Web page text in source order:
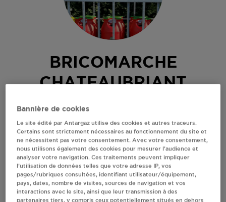
BRICOMARCHE
CHATEAUBRIANT
ZI DE LA VILLE EN BOIS
Revendeur de bouteilles de gaz
S'Y RENDRE
AFFICHER LE TÉLÉPHONE
Bannière de cookies
Le site édité par Antargaz utilise des cookies et autres traceurs.
Certains sont strictement nécessaires au fonctionnement du site et
ne nécessitent pas votre consentement. Avec votre consentement,
nous utilisons également des cookies pour mesurer l’audience et
analyser votre navigation. Ces traitements peuvent impliquer
l’utilisation de données telles que votre adresse IP, vos
pages/rubriques consultées, identifiant utilisateur/équipement,
pays, dates, nombre de visites, sources de navigation et vos
interactions avec le site, ainsi que leur transmission à des
partenaires tiers, y compris ceux potentiellement situés en dehors